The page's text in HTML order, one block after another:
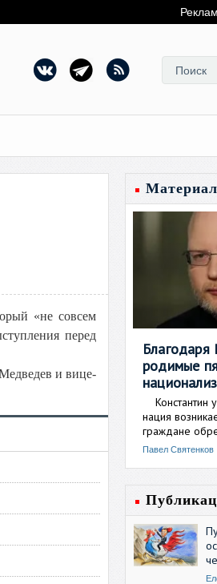
«не совсем
перед
и вице-
Благодаря
родимые
Константин
нация
граждане
Павел Святенков